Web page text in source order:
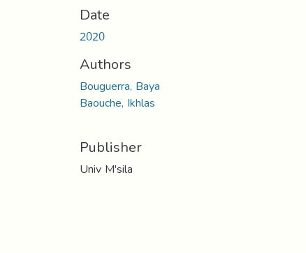
Date
2020
Authors
Bouguerra, Baya
Baouche, Ikhlas
Publisher
Univ M'sila